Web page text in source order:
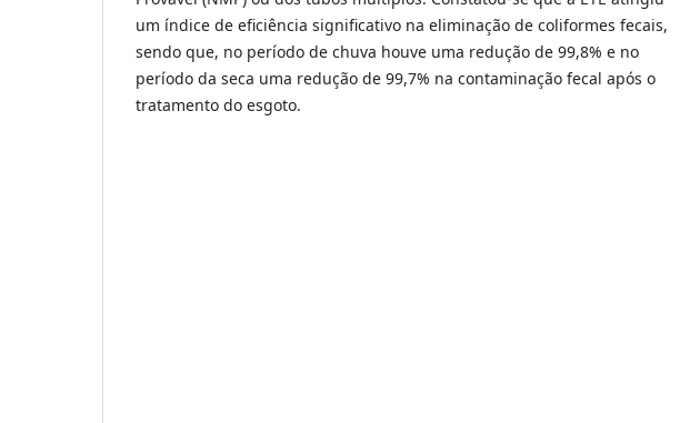
um índice de eficiência significativo na eliminação de coliformes fecais,
sendo que, no período de chuva houve uma redução de 99,8% e no
período da seca uma redução de 99,7% na contaminação fecal após o
tratamento do esgoto.